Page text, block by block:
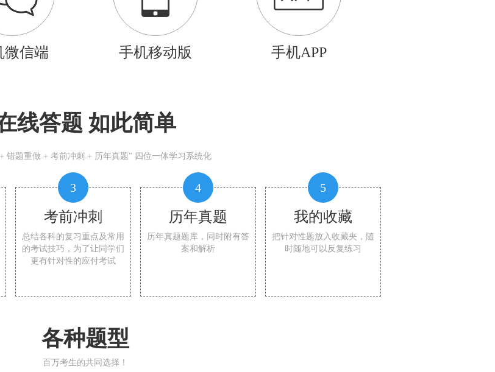
微信端 手机移动版 手机APP
线答题 如此简单
错题重做 + 考前冲刺 + 历年真题” 四位一体学习系统化
3
考前冲刺
总结各科的复习重点及常用
的考试技巧，为了让同学们
更有针对性的应付考试
4
历年真题
历年真题题库，同时附有答
案和解析
5
我的收藏
把针对性题放入收藏夹，随
时随地可以反复练习
各种题型
百万考生的共同选择！